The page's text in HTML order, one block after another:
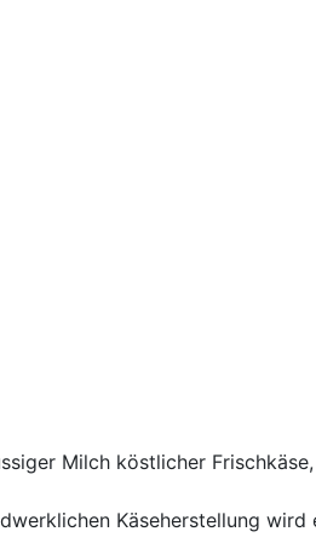
Milch köstlicher
Käseherstellung